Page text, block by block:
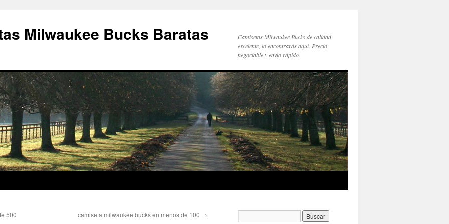
Milwaukee Bucks Baratas
Camisetas Milwaukee Bucks de calidad
excelente, lo encontrarás aquí. Precio
negociable y envío rápido.
500 camiseta milwaukee bucks en menos de 100 →